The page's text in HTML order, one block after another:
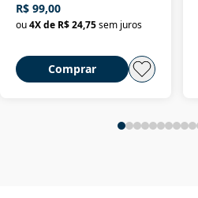
R$ 99,00
ou4X de R$ 24,75sem juros
Comprar